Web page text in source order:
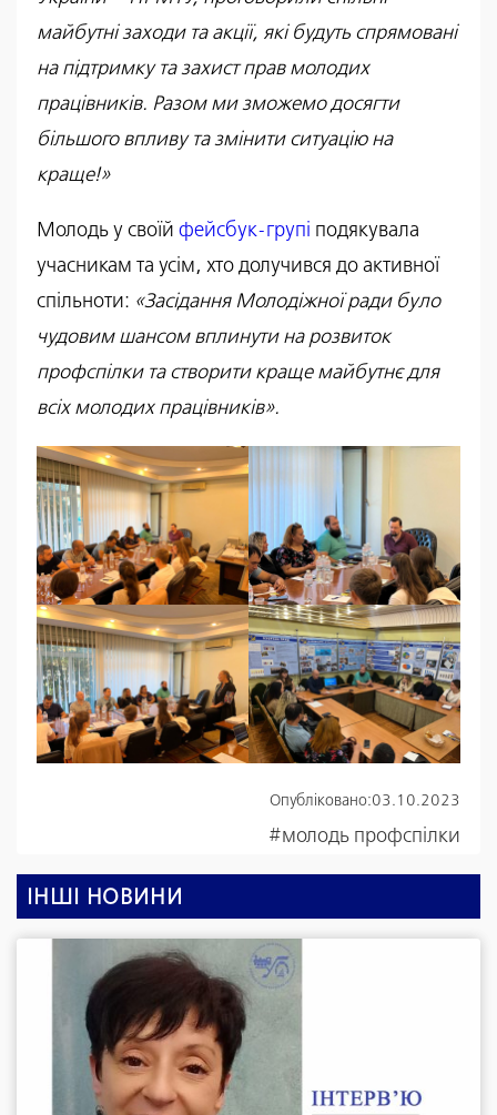
майбутні заходи та акції, які будуть спрямовані
на підтримку та захист прав молодих
працівників. Разом ми зможемо досягти
більшого впливу та змінити ситуацію на
краще!»
Молодь у своїй фейсбук-групі подякувала
учасникам та усім, хто долучився до активної
спільноти: «Засідання Молодіжної ради було
чудовим шансом вплинути на розвиток
профспілки та створити краще майбутнє для
всіх молодих працівників».
Опубліковано:03.10.2023
#молодь профспілки
ІНШІ НОВИНИ